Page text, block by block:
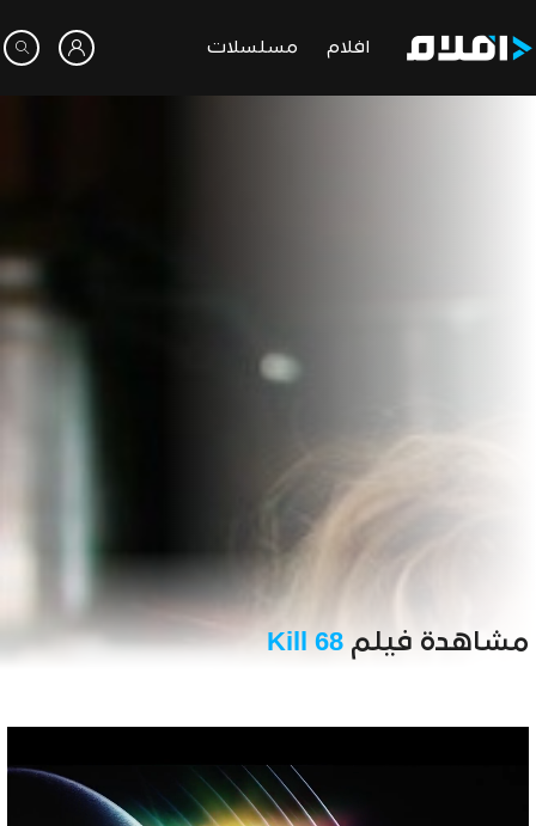
افلام مسلسلات
مشاهدة فيلم 68 Kill